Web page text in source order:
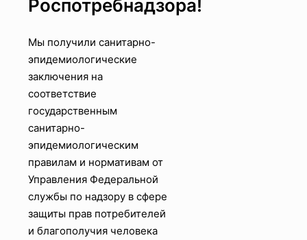
Роспотребнадзора!
Мы получили санитарно-
эпидемиологические
заключения на
соответствие
государственным
санитарно-
эпидемиологическим
правилам и нормативам от
Управления Федеральной
службы по надзору в сфере
защиты прав потребителей
и благополучия человека